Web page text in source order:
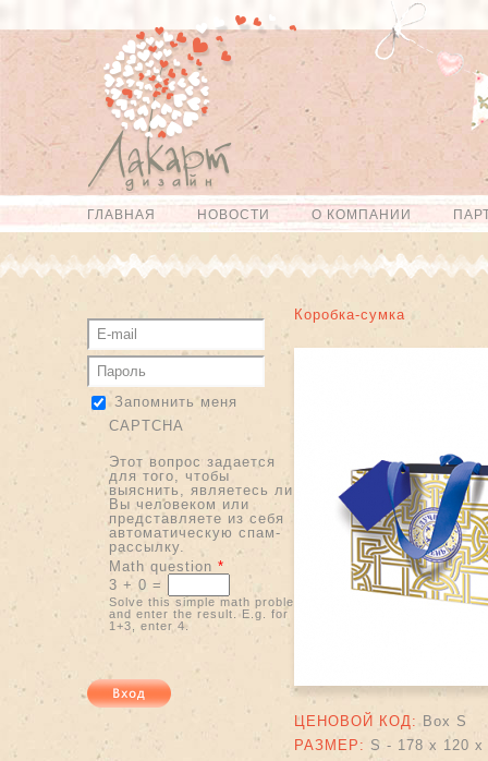
Перейти к
основному
содержанию
Skip to
navigation
Главное меню
ГЛАВНАЯ НОВОСТИ О КОМПАНИИ
Запомнить меня
CAPTCHA
Этот вопрос задается
для того, чтобы
выяснить, являетесь ли
Вы человеком или
представляете из себя
автоматическую спам-
рассылку.
Math question *
3 + 0 =
Solve this simple math problem
and enter the result. E.g. for
1+3, enter 4.
Коробка-сумка
ЦЕНОВОЙ КОД: Box S
РАЗМЕР: S - 178 x 120